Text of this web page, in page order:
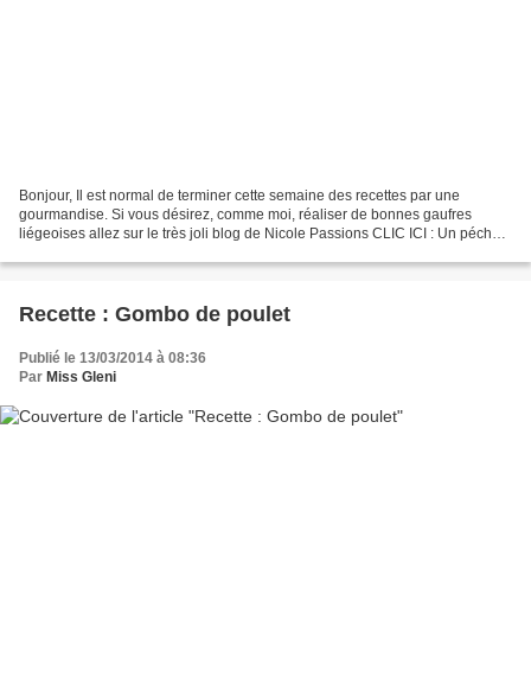
Bonjour, Il est normal de terminer cette semaine des recettes par une
gourmandise. Si vous désirez, comme moi, réaliser de bonnes gaufres
liégeoises allez sur le très joli blog de Nicole Passions CLIC ICI : Un péché
Recette : Gombo de poulet
Publié le 13/03/2014 à 08:36
Par Miss Gleni